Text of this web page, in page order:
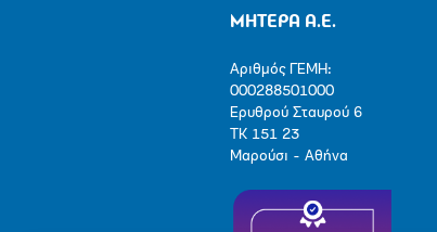
ΜΗΤΕΡΑ Α.Ε.
Αριθμός ΓΕΜΗ:
000288501000
Ερυθρού Σταυρού 6
ΤΚ 151 23
Μαρούσι - Αθήνα